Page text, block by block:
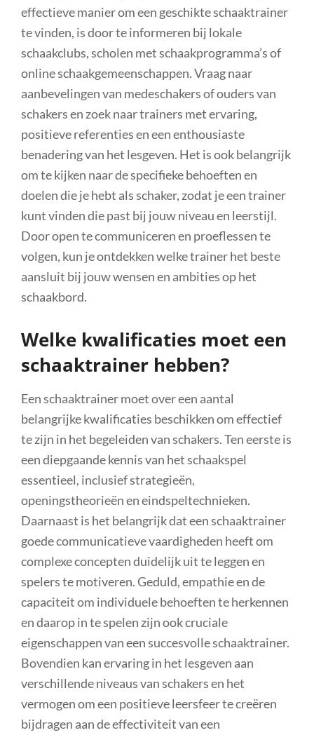
effectieve manier om een geschikte schaaktrainer
te vinden, is door te informeren bij lokale
schaakclubs, scholen met schaakprogramma’s of
online schaakgemeenschappen. Vraag naar
aanbevelingen van medeschakers of ouders van
schakers en zoek naar trainers met ervaring,
positieve referenties en een enthousiaste
benadering van het lesgeven. Het is ook belangrijk
om te kijken naar de specifieke behoeften en
doelen die je hebt als schaker, zodat je een trainer
kunt vinden die past bij jouw niveau en leerstijl.
Door open te communiceren en proeflessen te
volgen, kun je ontdekken welke trainer het beste
aansluit bij jouw wensen en ambities op het
schaakbord.
Welke kwalificaties moet een
schaaktrainer hebben?
Een schaaktrainer moet over een aantal
belangrijke kwalificaties beschikken om effectief
te zijn in het begeleiden van schakers. Ten eerste is
een diepgaande kennis van het schaakspel
essentieel, inclusief strategieën,
openingstheorieën en eindspeltechnieken.
Daarnaast is het belangrijk dat een schaaktrainer
goede communicatieve vaardigheden heeft om
complexe concepten duidelijk uit te leggen en
spelers te motiveren. Geduld, empathie en de
capaciteit om individuele behoeften te herkennen
en daarop in te spelen zijn ook cruciale
eigenschappen van een succesvolle schaaktrainer.
Bovendien kan ervaring in het lesgeven aan
verschillende niveaus van schakers en het
vermogen om een positieve leersfeer te creëren
bijdragen aan de effectiviteit van een